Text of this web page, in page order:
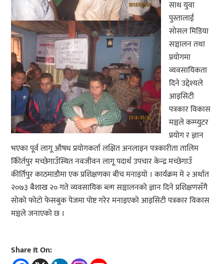
साथ युवा
पुस्तालाई
सोसल मिडिया
सञ्चालन तथा
प्रयोगमा
व्यवसायिकता
दिने उद्देश्यले
आइसिटी
पत्रकार विकास
मञ्चले कम्प्युटर
प्रयोग र ज्ञान
भएका पूर्व लागू औषध प्रयोगकर्ता लक्षित अनलाइन पत्रकारीता तालिम
कीिर्तपुर मच्छेगाउँस्थित नवजीवन लागू पदार्थ उपचार केन्द्र मच्छेगाउँ
कीर्तिपुर काठमाडौमा एक प्रशिक्षणका बीच मनाइयो । कार्यक्रम मे २ अर्थात
२०७३ बैशाख २० गते व्यवसायिक ब्ल्ग सञ्चालनको ज्ञान दिने प्रशिक्षणसँगै
सोको फोटो फेसबुक पेजमा पोष्ट गरेर मनाइएको आइसिटी पत्रकार विकास
मञ्चले जनाएको छ ।
Share It On: